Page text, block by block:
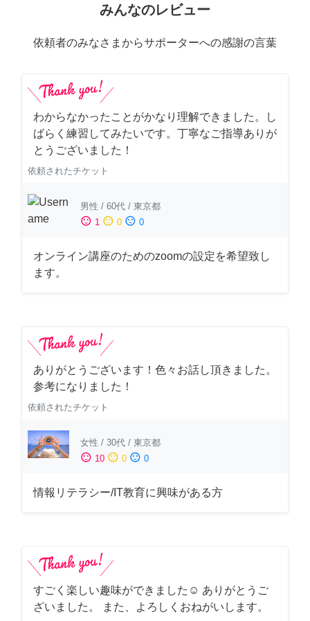
みんなのレビュー
依頼者のみなさまからサポーターへの感謝の言葉
わからなかったことがかなり理解できました。し
ばらく練習してみたいです。丁寧なご指導ありが
とうございました！
依頼されたチケット
男性 / 60代 / 東京都
sentiment_satisfied 1 sentiment_neutral 0 sentiment_dissatisfied 0
オンライン講座のためのzoomの設定を希望致し
ます。
ありがとうございます！色々お話し頂きました。
参考になりました！
依頼されたチケット
女性 / 30代 / 東京都
sentiment_satisfied 10 sentiment_neutral 0 sentiment_dissatisfied 0
情報リテラシー/IT教育に興味がある方
すごく楽しい趣味ができました☺︎ ありがとうご
ざいました。 また、よろしくおねがいします。